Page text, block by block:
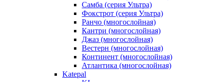
Самба (серия Ультра)
Фокстрот (серия Ультра)
Ранчо (многослойная)
Кантри (многослойная)
Джаз (многослойная)
Вестерн (многослойная)
Континент (многослойная)
Атлантика (многослойная)
Katepal